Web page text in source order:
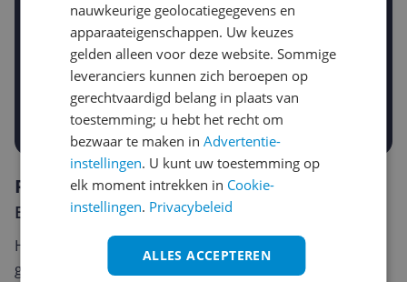
Gewenste daling of bedrag
-10% -15%
Gewenste prijs
€
Prijsalert aanzetten
Reviews
Er zijn nog geen reviews geschreven
Heb jij dit product in bezit en wil je graag je mening
geven? Start dan hieronder met het schrijven van je
nauwkeurige geolocatiegegevens en
apparaateigenschappen. Uw keuzes
gelden alleen voor deze website. Sommige
leveranciers kunnen zich beroepen op
gerechtvaardigd belang in plaats van
toestemming; u hebt het recht om
bezwaar te maken inAdvertentie-
instellingen. U kunt uw toestemming op
elk moment intrekken in Cookie-
instellingen. Privacybeleid
ALLES ACCEPTEREN